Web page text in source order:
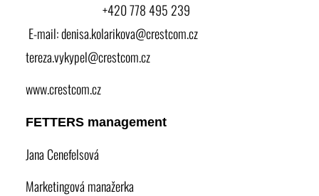
+420 778 495 239
E-mail:denisa.kolarikova@crestcom.cz
tereza.vykypel@crestcom.cz
www.crestcom.cz
FETTERS management
Jana Cenefelsová
Marketingová manažerka